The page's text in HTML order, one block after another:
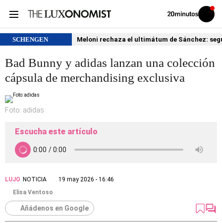
Volver
Iniciar
sesión
SCHENGEN Meloni rechaza el ultimátum de Sánchez:
Bad Bunny y adidas lanzan una colección
cápsula de merchandising exclusiva
Foto: adidas
Escucha este artículo
LUJO NOTICIA
19 may 2026 - 16:46
Elisa Ventoso
Añádenos en Google